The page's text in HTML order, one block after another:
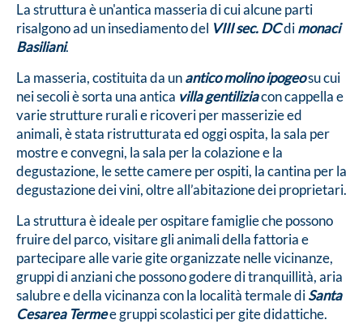
La struttura è un'antica masseria di cui alcune parti
risalgono ad un insediamento del VIII sec. DCdimonaci
Basiliani.
La masseria, costituita da unantico molino ipogeosu cui
nei secoli è sorta una antica villa gentiliziacon cappella e
varie strutture rurali e ricoveri per masserizie ed
animali, è stata ristrutturata ed oggi ospita, la sala per
mostre e convegni, la sala per la colazione e la
degustazione, le sette camere per ospiti, la cantina per la
degustazione dei vini, oltre all’abitazione dei proprietari.
La struttura è ideale per ospitare famiglie che possono
fruire del parco, visitare gli animali della fattoria e
partecipare alle varie gite organizzate nelle vicinanze,
gruppi di anziani che possono godere di tranquillità, aria
salubre e della vicinanza con la località termale diSanta
Cesarea Termee gruppi scolastici per gite didattiche.